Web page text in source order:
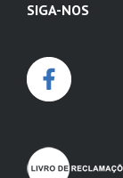
SIGA-NOS